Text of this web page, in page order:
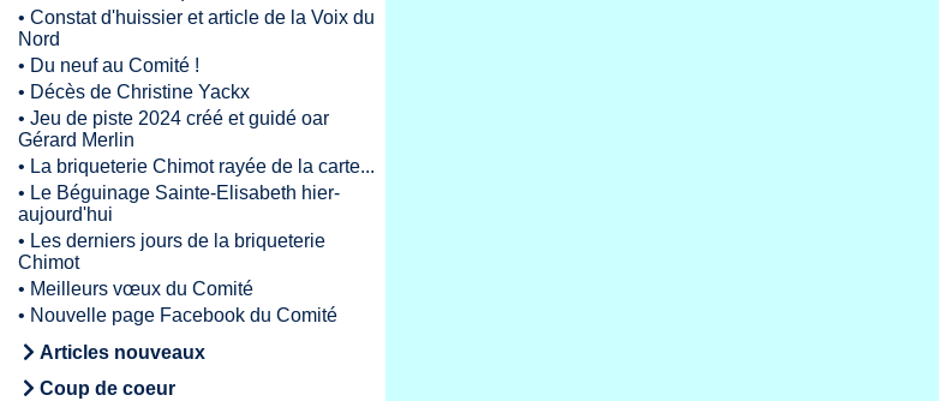
• Constat d'huissier et article de la Voix du
Nord
• Du neuf au Comité !
• Décès de Christine Yackx
• Jeu de piste 2024 créé et guidé oar
Gérard Merlin
• La briqueterie Chimot rayée de la carte...
• Le Béguinage Sainte-Elisabeth hier-
aujourd'hui
• Les derniers jours de la briqueterie
Chimot
• Meilleurs vœux du Comité
• Nouvelle page Facebook du Comité
Articles nouveaux
Coup de coeur